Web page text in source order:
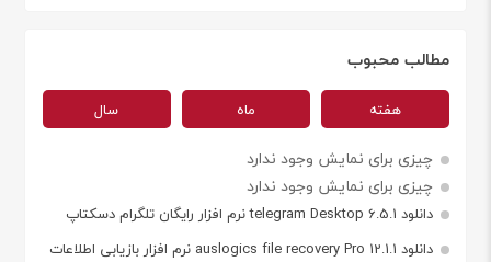
مطالب محبوب
هفته ماه سال
چیزی برای نمایش وجود ندارد
چیزی برای نمایش وجود ندارد
دانلود telegram Desktop 6.5.1 نرم افزار رایگان تلگرام دسکتاپ
دانلود auslogics file recovery Pro 12.1.1 نرم افزار بازیابی اطلاعات